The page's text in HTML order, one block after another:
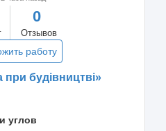
0
Отзывов
работу
будівництві»
углов